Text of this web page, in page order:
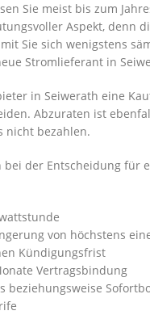
Sie meist bis zum
Aspekt, denn
Sie sich wenigstens
Stromlieferant in
in Seiwerath eine
Abzuraten ist
nicht bezahlen.
bei der Entscheidung für
von höchstens
Kündigungsfrist
Vertragsbindung
beziehungsweise